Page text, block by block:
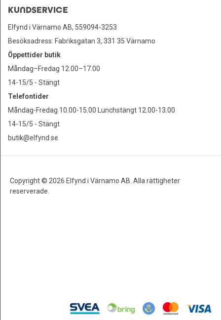
KUNDSERVICE
Elfynd i Värnamo AB, 559094-3253
Besöksadress: Fabriksgatan 3, 331 35 Värnamo
Öppettider butik
Måndag–Fredag 12.00–17.00
14-15/5 - Stängt
Telefontider
Måndag-Fredag 10.00-15.00 Lunchstängt 12.00-13.00
14-15/5 - Stängt
butik@elfynd.se
Copyright © 2026 Elfynd i Värnamo AB. Alla rättigheter
reserverade.